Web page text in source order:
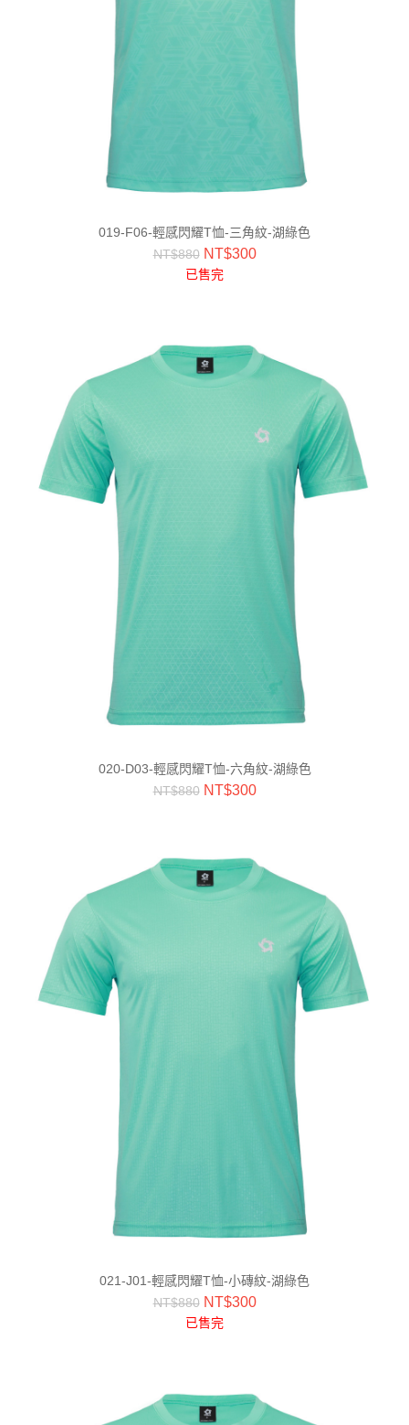
019-F06-輕感閃耀T恤-三角紋-湖綠色
NT$880 NT$300
已售完
020-D03-輕感閃耀T恤-六角紋-湖綠色
NT$880 NT$300
021-J01-輕感閃耀T恤-小磚紋-湖綠色
NT$880 NT$300
已售完